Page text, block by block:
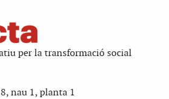
per la transformació social
nau 1, planta 1